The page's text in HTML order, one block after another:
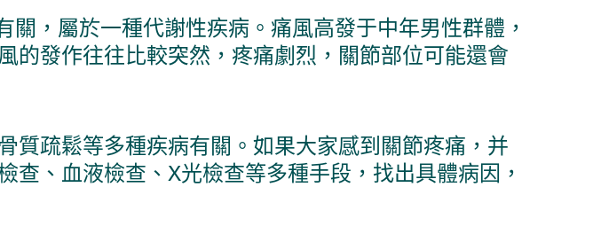
，屬於一種代謝性疾病。痛風高發于中年男性群體，
的發作往往比較突然，疼痛劇烈，關節部位可能還會
質疏鬆等多種疾病有關。如果大家感到關節疼痛，并
、血液檢查、X光檢查等多種手段，找出具體病因，